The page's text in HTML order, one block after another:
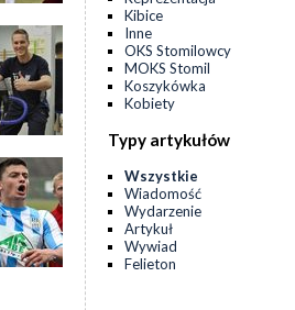
Kibice
Inne
OKS Stomilowcy
MOKS Stomil
Koszykówka
Kobiety
Typy artykułów
Wszystkie
Wiadomość
Wydarzenie
Artykuł
Wywiad
Felieton